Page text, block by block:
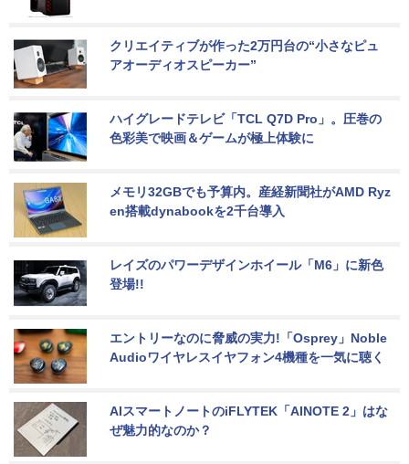
クリエイティブが作った2万円台の“小さなピュ
アオーディオスピーカー”
ハイグレードテレビ「TCL Q7D Pro」。圧巻の
色彩美で映画＆ゲームが極上体験に
メモリ32GBでも予算内。産経新聞社がAMD Ryz
en搭載dynabookを2千台導入
レイズのパワーデザインホイール「M6」に新色
登場!!
エントリーなのに脅威の実力!「Osprey」Noble
Audioワイヤレスイヤフォン4機種を一気に聴く
AIスマートノートのiFLYTEK「AINOTE 2」はな
ぜ魅力的なのか？